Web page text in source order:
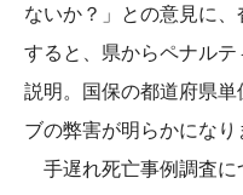
ないか？」との意見に
すると、県からペナル
説明。国保の都道府県
ブの弊害が明らかになり
手遅れ死亡事例調査に